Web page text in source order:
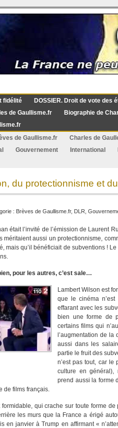
fidélité DOSSIER. Droit de vote des
de Gaullisme.fr
Biographie de
de Gaullisme.fr Charles de
Gouvernement International
du protectionnisme et
: Brèves de Gaullisme.fr, DLR
était l’invité de l’émission de Laurent
méritaient aussi un protectionnisme,
mais qu’il bénéficiait de subventions !
pour les autres, c’est sale…
Lambert Wilson est
que le cinéma
effarant avec les
bien une forme de
certains films qui
l’augmentation de
aussi dans les
partie le fruit des
n’est pas tout, car le
culture en général),
prend aussi la forme
de films français.
qui crache sur toute forme
les murs que la France a érigé
en janvier à Trump en affirmant «